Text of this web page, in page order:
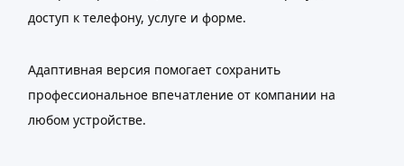
доступ к телефону, услуге и форме.
Адаптивная версия помогает сохранить
профессиональное впечатление от компании на
любом устройстве.